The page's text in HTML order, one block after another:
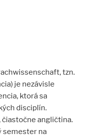
tzn.
je nezávisle
ktorá sa
disciplín.
čiastočne angličtina.
semester na